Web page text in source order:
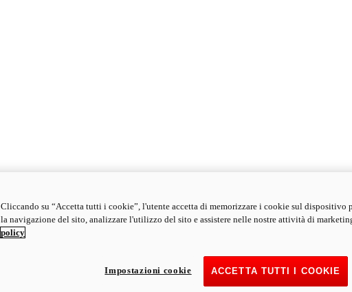
Cliccando su “Accetta tutti i cookie”, l'utente accetta di memorizzare i cookie sul dispositivo
la navigazione del sito, analizzare l'utilizzo del sito e assistere nelle nostre attività di
policy
ACCETTA TUTTI I COOKIE
Impostazioni cookie